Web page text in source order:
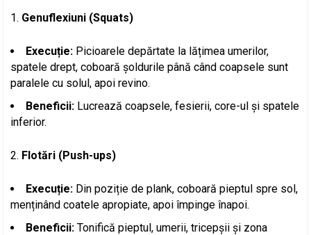
Genuflexiuni (Squats)
Execuție: Picioarele depărtate la lățimea umerilor,
spatele drept, coboară șoldurile până când coapsele sunt
paralele cu solul, apoi revino.
Beneficii: Lucrează coapsele, fesierii, core-ul și spatele
inferior.
Flotări (Push-ups)
Execuție: Din poziție de plank, coboară pieptul spre sol,
menținând coatele apropiate, apoi împinge înapoi.
Beneficii: Tonifică pieptul, umerii, tricepșii și zona